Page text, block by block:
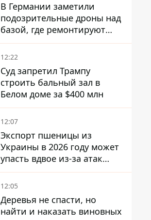
В Германии заметили
подозрительные дроны над
базой, где ремонтируют
Patriot - СМИ
12:22
Суд запретил Трампу
строить бальный зал в
Белом доме за $400 млн
12:07
Экспорт пшеницы из
Украины в 2026 году может
упасть вдвое из-за атак
россиян по портам
12:05
Деревья не спасти, но
найти и наказать виновных